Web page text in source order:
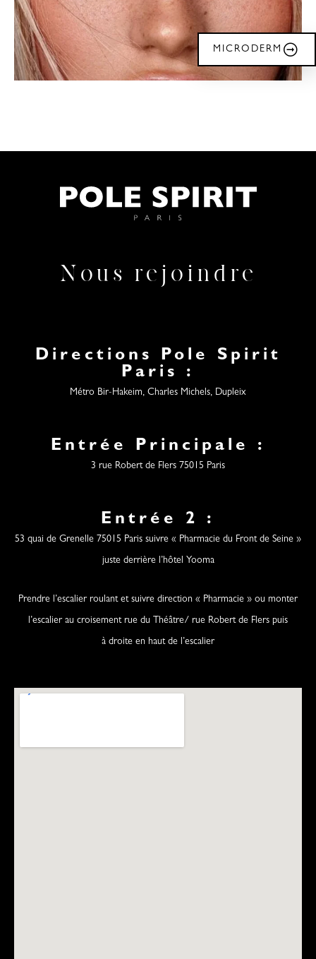
MICRODERM
Nous rejoindre
Directions Pole Spirit
Paris :
Métro Bir-Hakeim, Charles Michels, Dupleix
Entrée Principale :
3 rue Robert de Flers 75015 Paris
Entrée 2 :
53 quai de Grenelle 75015 Paris suivre « Pharmacie du Front de Seine »
juste derrière l’hôtel Yooma
Prendre l’escalier roulant et suivre direction « Pharmacie » ou monter
l’escalier au croisement rue du Théâtre/ rue Robert de Flers puis
à droite en haut de l’escalier